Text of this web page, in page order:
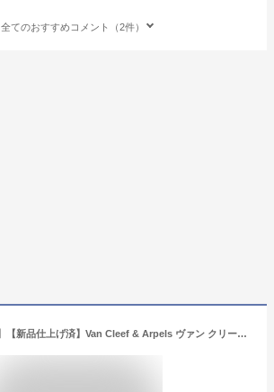
全てのおすすめコメント（2件）
【ジュエリー】【新品仕上げ済】Van Cleef & Arpels ヴァン クリーフ & アーペル マジックアルハンブラ ネックレス ペンダント マザーオブパール K18PG 銀座店限定 VCARO41300